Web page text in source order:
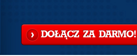
DOŁĄCZ ZA DARMO!